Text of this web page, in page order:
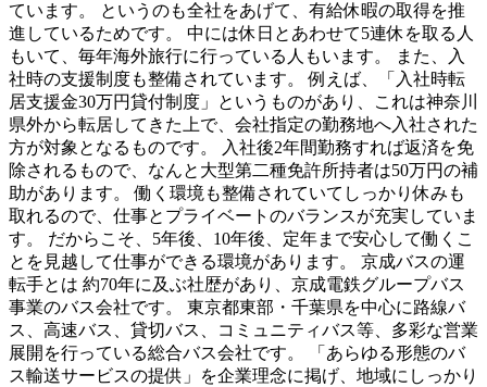
ています。 というのも全社をあげて、有給休暇の取得を推
進しているためです。 中には休日とあわせて5連休を取る人
もいて、毎年海外旅行に行っている人もいます。 また、入
社時の支援制度も整備されています。 例えば、「入社時転
居支援金30万円貸付制度」というものがあり、これは神奈川
県外から転居してきた上で、会社指定の勤務地へ入社された
方が対象となるものです。 入社後2年間勤務すれば返済を免
除されるもので、なんと大型第二種免許所持者は50万円の補
助があります。 働く環境も整備されていてしっかり休みも
取れるので、仕事とプライベートのバランスが充実していま
す。 だからこそ、5年後、10年後、定年まで安心して働くこ
とを見越して仕事ができる環境があります。 京成バスの運
転手とは 約70年に及ぶ社歴があり、京成電鉄グループバス
事業のバス会社です。 東京都東部・千葉県を中心に路線バ
ス、高速バス、貸切バス、コミュニティバス等、多彩な営業
展開を行っている総合バス会社です。 「あらゆる形態のバ
ス輸送サービスの提供」を企業理念に掲げ、地域にしっかり